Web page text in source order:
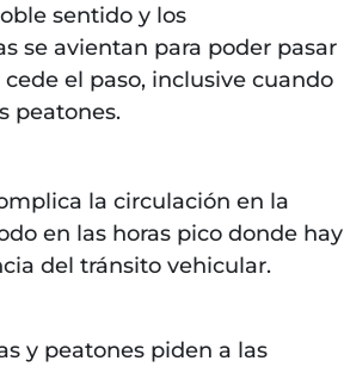
sentido y los
se avientan para poder pasar
el paso, inclusive cuando
peatones.
la circulación en la
en las horas pico donde hay
del tránsito vehicular.
y peatones piden a las